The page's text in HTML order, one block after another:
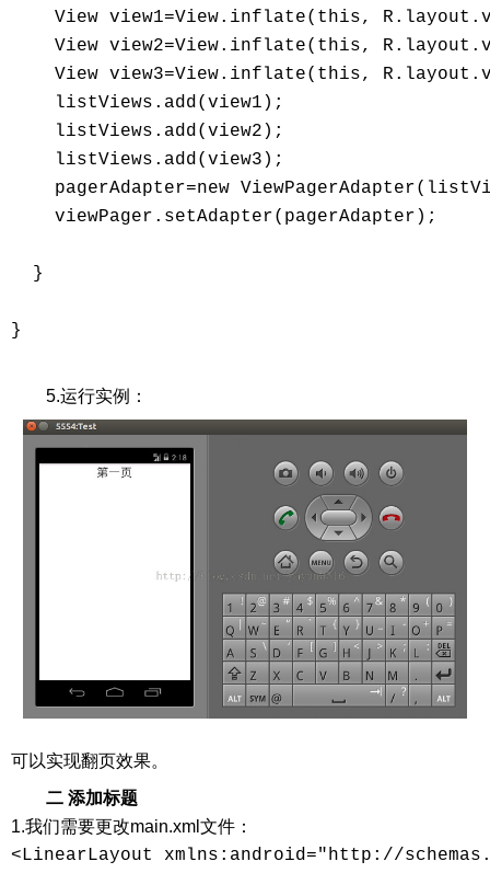
View view1=View.inflate(this,
View view2=View.inflate(this,
View view3=View.inflate(this,
    listViews.add(view1);
    listViews.add(view2);
    listViews.add(view3);
pagerAdapter=new
    viewPager.setAdapter(pagerAdapter);
  }
}
5.运行实例：
可以实现翻页效果。
二 添加标题
1.我们需要更改main.xml文件：
<LinearLayout xmlns:android="http://